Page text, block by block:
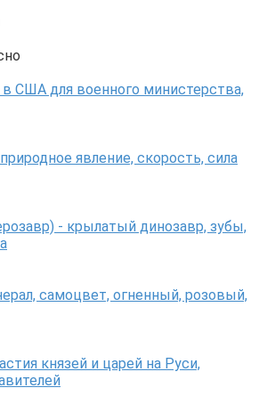
в США для военного министерства,
явление, скорость, сила
- крылатый динозавр, зубы,
самоцвет, огненный, розовый,
князей и царей на Руси,